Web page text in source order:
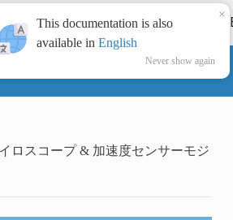
ESP32
Online
Tutorial
Forum
Universal Maker Sensor Kit
ロスコープ & 加速度センサーモジ
This documentation is also
available in English
Never show again
×